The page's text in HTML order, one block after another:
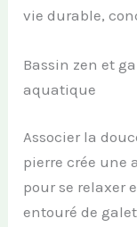
vie durable,
Bassin zen et
aquatique
Associer la
pierre crée une
pour se relaxer
entouré de